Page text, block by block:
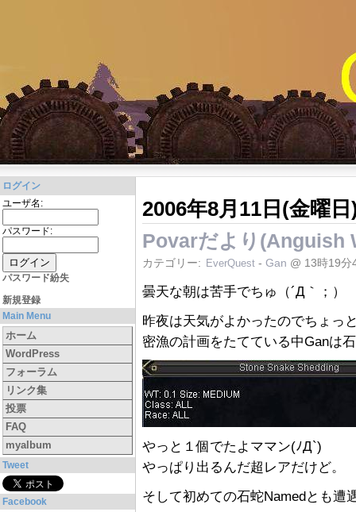
ログイン
ユーザ名:
パスワード:
パスワード紛失
新規登録
Main Menu
ホーム
WordPress
フォーラム
リンク集
投票
FAQ
myalbum
Tweet
Facebook
2006年8月11日(金曜日
Povarだより(Anguish
カテゴリー: EverQuest - Gan @ 13時19分
曇天な朝は苦手でちゅ（´Д｀；）
昨夜は天気がよかったのでちょっ
密漁の計画をたてている中Ganは
やっと１個でたよママン(ﾉД`)
やっぱり出るんだ超レアだけど。
そして初めての石蛇Namedとも遭